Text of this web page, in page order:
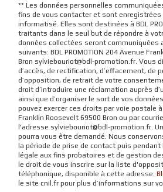
** Les données personnelles
fins de vous contacter et sont enregistrées
informatisé. Elles sont destinées à BDL
traitants dans le seul but de répondre à
données collectées seront communiquées
suivants: BDL PROMOTION 204 Avenue
Bron sylviebouriot@bdl-promotion.fr. Vous
d’accès, de rectification, d’effacement, de
d’opposition, de retrait de votre
droit d’introduire une réclamation auprès
ainsi que d’organiser le sort de vos
pouvez exercer ces droits par voie postale
Franklin Roosevelt 69500 Bron ou par
l'adresse sylviebouriot@bdl-promotion.fr.
pourra vous être demandé. Nous
la période de prise de contact puis pendant
légale aux fins probatoires et de gestion
le droit de vous inscrire sur la liste
téléphonique, disponible à cette adresse:
le site cnil.fr pour plus d’informations sur